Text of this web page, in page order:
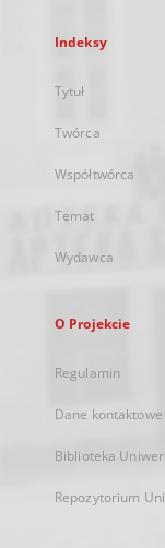
Indeksy
Tytuł
Twórca
Współtwórca
Temat
Wydawca
O Projekcie
Regulamin
Dane kontaktowe
Biblioteka
Repozytorium